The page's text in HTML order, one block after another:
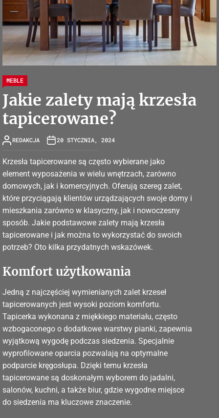
MEBLE
Jakie zalety mają krzesła
tapicerowane?
REDAKCJA 20 STYCZNIA, 2024
Krzesła tapicerowane są często wybierane jako
element wyposażenia w wielu wnętrzach, zarówno
domowych, jak i komercyjnych. Oferują szereg zalet,
które przyciągają klientów urządzających swoje domy i
mieszkania zarówno w klasyczny, jak i nowoczesny
sposób. Jakie podstawowe zalety mają krzesła
tapicerowane i jak można to wykorzystać do swoich
potrzeb? Oto kilka przydatnych wskazówek.
Komfort użytkowania
Jedną z najczęściej wymienianych zalet krzeseł
tapicerowanych jest wysoki poziom komfortu.
Tapicerka wykonana z miękkiego materiału, często
wzbogaconego o dodatkowe warstwy pianki, zapewnia
wyjątkową wygodę podczas siedzenia. Specjalnie
wyprofilowane oparcia pozwalają na optymalne
podparcie kręgosłupa. Dzięki temu krzesła
tapicerowane są doskonałym wyborem do jadalni,
salonów, kuchni, a także biur, gdzie wygodne miejsce
do siedzenia ma kluczowe znaczenie.